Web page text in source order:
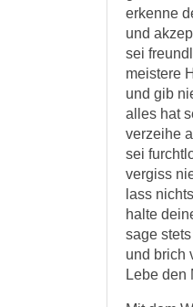
erkenne
und
sei
meistere
und gib
alles hat
verzeihe
sei
vergiss
lass
halte
sage
und brich
Lebe den